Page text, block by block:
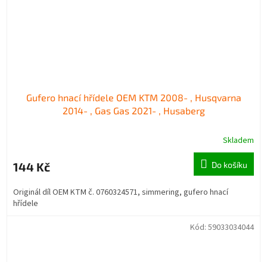
Gufero hnací hřídele OEM KTM 2008- , Husqvarna
2014- , Gas Gas 2021- , Husaberg
Skladem
144 Kč Do košíku
Originál díl OEM KTM č. 0760324571, simmering, gufero hnací
hřídele
Kód: 59033034044